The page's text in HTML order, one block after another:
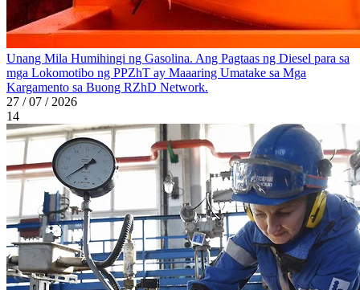
Unang Mila Humihingi ng Gasolina. Ang Pagtaas ng Diesel para sa
mga Lokomotibo ng PPZhT ay Maaaring Umatake sa Mga
Kargamento sa Buong RZhD Network.
27 / 07 / 2026
14